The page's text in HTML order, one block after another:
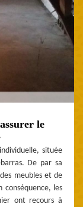
le
située
De par sa
meubles et de
les
ont recours à